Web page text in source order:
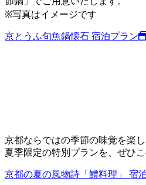
※写真はイメージです
京とうふ旬魚鍋懐石 宿泊プラン
京都ならではの季節の味覚を楽
夏季限定の特別プランを、ぜひ
京都の夏の風物詩「鱧料理」 宿